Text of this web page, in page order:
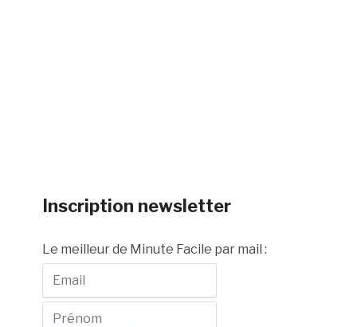
Inscription newsletter
Le meilleur de Minute Facile par mail :